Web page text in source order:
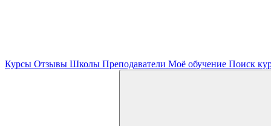
Курсы Отзывы Школы Преподаватели Моё обучение Поиск